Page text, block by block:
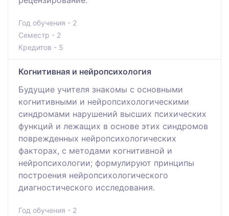
Год обучения - 2
Семестр - 2
Кредитов - 5
Когнитивная и нейропсихология
Будущие учителя знакомы с основными
когнитивными и нейропсихологическими
синдромами нарушений высших психических
функций и лежащих в основе этих синдромов
поврежденных нейропсихологических
факторах, с методами когнитивной и
нейропсихологии; формулируют принципы
построения нейропсихологического
диагностического исследования.
Год обучения - 2